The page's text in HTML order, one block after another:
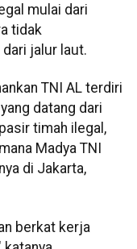
mulai dari
tidak
jalur laut.
TNI AL terdiri
datang dari
timah ilegal,
Madya TNI
di Jakarta,
berkat kerja